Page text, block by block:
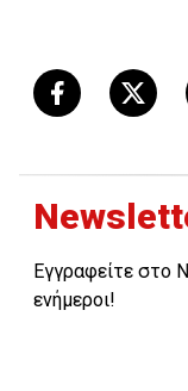
Εγγραφείτε στο
ενήμεροι!